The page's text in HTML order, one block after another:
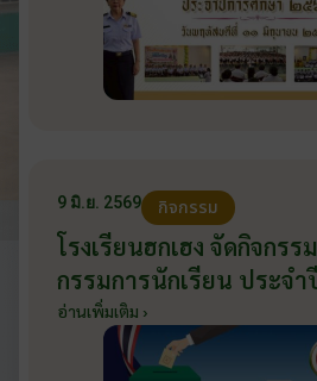
9 มิ.ย. 2569 กิจกรรม
โรงเรียนฮกเฮง จัดกิจกร
กรรมการนักเรียน ประจ
2569 ส่งเสริมประชาธิปไต
วันที่ 9 มิถุนายน 2569
อ่านเพิ่มเติม ›